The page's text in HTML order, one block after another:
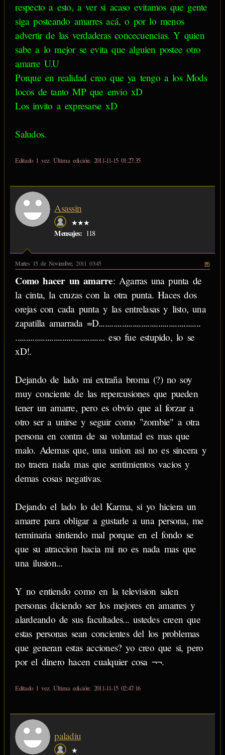
respecto a esto, a ver si acaso evitamos que gente
siga posteando amarres acá, o por lo menos
advertir de las verdaderas concecuencias. Y quien
sabe a lo mejor se evita que alguien postee otro
amarre U.U
Porque en realidad creo que ya tengo a los Mods
locos de tanto MP que envio xD
Los invito a expresarse xD
Saludos.
Editado 1 vez. Última edición: 2011-11-15 01:27:35
Asassin
★★★
Mensajes: 118
Martes 15 de Noviembre, 2011 03:45 #6
Como hacer un amarre: Agarras una punta de
la cinta, la cruzas con la otra punta. Haces dos
orejas con cada punta y las entrelasas y listo, una
zapatilla amarrada =D................................................​
.......................................... eso fue estupido, lo se
xD!.
Dejando de lado mi extraña broma (?) no soy
muy conciente de las repercusiones que pueden
tener un amarre, pero es obvio que al forzar a
otro ser a unirse y seguir como "zombie" a otra
persona en contra de su voluntad es mas que
malo. Ademas que, una union asi no es sincera y
no traera nada mas que sentimientos vacios y
demas cosas negativas.
Dejando el lado lo del Karma, si yo hiciera un
amarre para obligar a gustarle a una persona, me
terminaria sintiendo mal porque en el fondo se
que su atraccion hacia mi no es nada mas que
una ilusion...
Y no entiendo como en la television salen
personas diciendo ser los mejores en amarres y
alardeando de sus facultades... ustedes creen que
estas personas sean concientes del los problemas
que generan estas acciones? yo creo que si, pero
por el dinero hacen cualquier cosa ¬¬.
Editado 1 vez. Última edición: 2011-11-15 02:47:16
paladiu
★